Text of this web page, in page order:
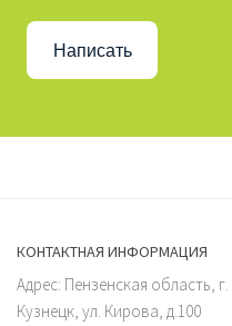
Написать
КОНТАКТНАЯ ИНФОРМАЦИЯ
Адрес: Пензенская область, г.
Кузнецк, ул. Кирова, д.100